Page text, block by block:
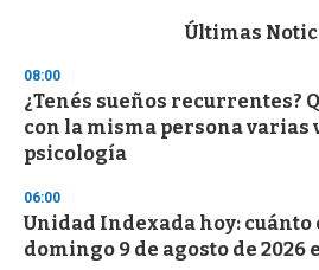
d
s
o
f
3
s
e
c
o
Últimas
08:00
¿Tenés sueños recurrentes?
con la misma persona varias
psicología
06:00
Unidad Indexada hoy: cuánto
domingo 9 de agosto de 2026